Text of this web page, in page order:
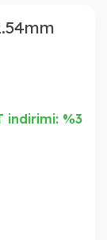
indirimi: %3